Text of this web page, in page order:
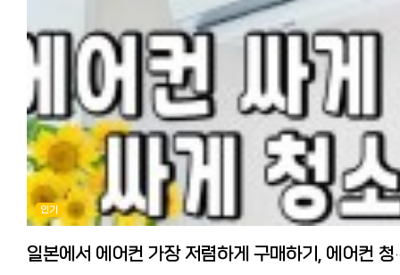
그렇다면, 과연 얼마나 많은 작품이 있을까요? 한일 넷플릭스의 특징도
함께 정리해서 설명하겠습니다.
한국 버전 넷플릭스의 특징과 작품수 한국 드라마: 약 700~1,000 작품
한국 영화·버라이어티도 매우 풍부 한국의 방송사(tvN, JTBC, SBS 등)의
작품이 비교적 많다 일본 버전 넷플릭스의 특징과 작품수 한국 드라마: 약
500~700 작품 ‘오징어 게임’, ‘눈물의 여왕’, ‘수고했어’ 등 Netflix
오리지널 작품은 거의 동일 일본 애니메이션, 일본 드라마, 국내 영화가 풍성
일부 한국 내용 작품이나 구작은 제공되지 않을 수 있다 즉, 한국판이 약
100~300 작품 정도 더 많다는 것을 알 수 있습니다. ‘몇 배’라고 할 정
큰 차이는 아니지만, 저처럼 매일 한국 드라마를 보는 한국 드라마
매니아에게는 큰 차이라고 할 수 있습니다.
게다가 한국 버전에서는 오래된 한국 드라마, 한국에서 방영된 지 얼마
작품, 일본에서는 권리 문제로 스트리밍되지 않은 작품까지 볼 수 있어,
일본에서 한국판 넷플릭스를 보는 방법 저는 최근 한국판 넷플릭스에서
1995년에 방영되어 당시 신드롬을 일으킨 드라마 ‘모래시계’를 다시
(まつエクサロン)으로 따로 운영되는 경우가 많습니다. - 시술 일본어 용어
- 현장에서 이 단어들만 알아도 절반은 성공입니다. 한국어 일본어 커트
カット (캇토) 다운펌(자연스러운 펌) ストレートパーマ (스토레토파마)
매직(강한 직모교정) 縮毛矯正 (슈쿠모쿄세이) 일반 펌 パーマ (파마) 염색
カラー (카라) 뿌리염색 リタッチカラー (리탓치카라) 탈색 ブリーチ
(브리치) 트리트먼트 トリートメント 기장은 유지해주세요 長さはキープで
(나가사와 키프데) 앞머리만 정리 前髪だけ整えて (마에가미다케) - 예약
방법 - 1. 핫페퍼뷰티 (ホットペッパービューティー)⭐ 추천
일본 최대 미용 예약 앱/사이트. 메뉴·가격·후기·쿠폰까지 보고앱으로
예약할 수 있어 전화가 부담스러운 분께 최적입니다. 2. 전화 예약
인기 개인은 전화만 받는 곳도 있습니다. 일본어 회화가 필요해 난이도가
높습니다. 3. 홈페이지 / 인스타 DM
요즘은 인스타 DM 예약을 받는곳도 많습니다. 4. 워크인 (예약 없이 방
저가 컷 전문점 위주로 가능. 인기 가게는 거의 예약 필수입니다. - 가격
지역·마다 다르지만 도쿄 기준 대략: 커트: 4,000~7,000엔 컷+컬러:
인기
일본에서 에어컨 가